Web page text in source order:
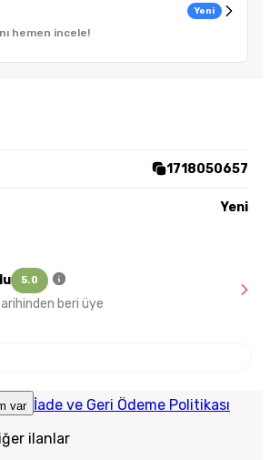
hemen incele!
Yeni
1718050657
Yeni
5.0
beri üye
var İade ve Geri Ödeme Politikası
ilanlar